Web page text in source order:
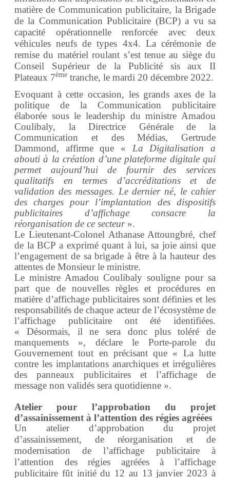
matière de Communication publicitaire, la Brigade
de la Communication Publicitaire (BCP) a vu sa
capacité opérationnelle renforcée avec deux
véhicules neufs de types 4x4. La cérémonie de
remise du matériel roulant s’est tenue au siège du
Conseil Supérieur de la Publicité sis aux II
Plateaux 7ème tranche, le mardi 20 décembre 2022.
Evoquant à cette occasion, les grands axes de la
politique de la Communication publicitaire
élaborée sous le leadership du ministre Amadou
Coulibaly, la Directrice Générale de la
Communication et des Médias, Gertrude
Dammond, affirme que « La Digitalisation a
abouti à la création d’une plateforme digitale qui
permet aujourd’hui de fournir des services
qualitatifs en termes d’accréditations et de
validation des messages. Le dernier né, le cahier
des charges pour l’implantation des dispositifs
publicitaires d’affichage consacre la
réorganisation de ce secteur».
Le Lieutenant-Colonel Athanase Attoungbré, chef
de la BCP a exprimé quant à lui, sa joie ainsi que
l’engagement de sa brigade à être à la hauteur des
attentes de Monsieur le ministre.
Le ministre Amadou Coulibaly souligne pour sa
part que de nouvelles règles et procédures en
matière d’affichage publicitaires sont définies et les
responsabilités de chaque acteur de l’écosystème de
l’affichage publicitaire ont été identifiées.
« Désormais, il ne sera donc plus toléré de
manquements », déclare le Porte-parole du
Gouvernement tout en précisant que « La lutte
contre les implantations anarchiques et irrégulières
des panneaux publicitaires et l’affichage de
message non validés sera quotidienne ».
Atelier pour l’approbation du projet
d’assainissement à l’attention des régies agréées
Un atelier d’approbation du projet
d’assainissement, de réorganisation et de
modernisation de l’affichage publicitaire à
l’attention des régies agréées à l’affichage
publicitaire fût initié du 12 au 13 janvier 2023 à